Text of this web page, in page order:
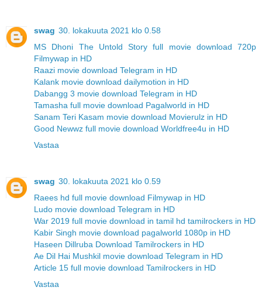
swag 30. lokakuuta 2021 klo 0.58
MS Dhoni The Untold Story full movie download 720p
Filmywap in HD
Raazi movie download Telegram in HD
Kalank movie download dailymotion in HD
Dabangg 3 movie download Telegram in HD
Tamasha full movie download Pagalworld in HD
Sanam Teri Kasam movie download Movierulz in HD
Good Newwz full movie download Worldfree4u in HD
Vastaa
swag 30. lokakuuta 2021 klo 0.59
Raees hd full movie download Filmywap in HD
Ludo movie download Telegram in HD
War 2019 full movie download in tamil hd tamilrockers in HD
Kabir Singh movie download pagalworld 1080p in HD
Haseen Dillruba Download Tamilrockers in HD
Ae Dil Hai Mushkil movie download Telegram in HD
Article 15 full movie download Tamilrockers in HD
Vastaa